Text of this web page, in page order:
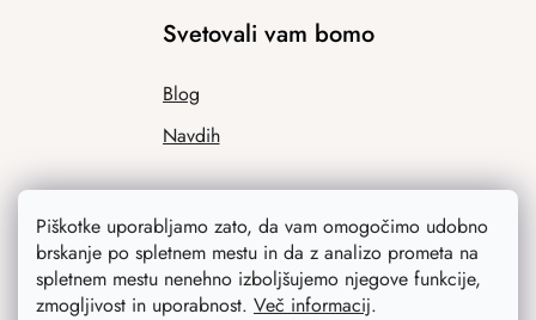
Piškotke uporabljamo zato, da vam omogočimo udobno
brskanje po spletnem mestu in da z analizo prometa na
spletnem mestu nenehno izboljšujemo njegove funkcije,
zmogljivost in uporabnost. Več informacij.
Svetovali vam bomo
Blog
Navdih